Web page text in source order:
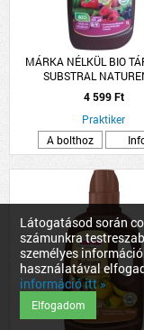
Látogatásod során
számunkra
személyes
használatával
információ itt »
Elfogadom
MÁRKA NÉLKÜL BIO
SUBSTRAL
ZÖLDSÉGHEZ,4 599 Ft
Praktiker
A bolthoz